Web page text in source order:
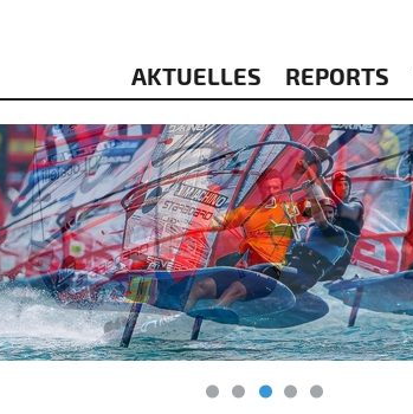
AKTUELLES REPORTS